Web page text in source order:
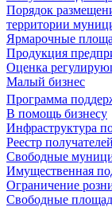
Порядок
территории
Ярмарочные
Продукция
Оценка
Малый бизнес
Программа
В помощь бизнесу
Инфраструктура
Реестр
Свободные
Имущественная
Ограничение
Свободные